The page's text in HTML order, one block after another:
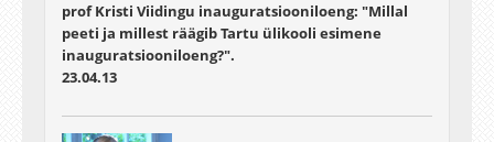
prof Kristi Viidingu inauguratsiooniloeng: "Millal
peeti ja millest räägib Tartu ülikooli esimene
inauguratsiooniloeng?".
23.04.13